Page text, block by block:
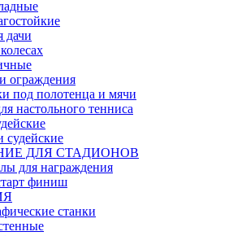
дачи
ограждения
под полотенца и мячи
настольного тенниса
судейские
ДЛЯ СТАДИОНОВ
для награждения
финиш
станки